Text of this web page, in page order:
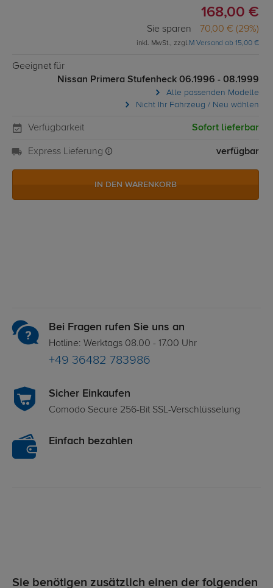
168,00 €
Sie sparen 70,00 € (29%)
inkl. MwSt., zzgl.M Versand ab 15,00 €
Geeignet für
Nissan Primera Stufenheck 06.1996 - 08.1999
Alle passenden Modelle
Nicht Ihr Fahrzeug / Neu wählen
Verfügbarkeit Sofort lieferbar
Express Lieferung verfügbar
IN DEN WARENKORB
Bei Fragen rufen Sie uns an
Hotline: Werktags 08.00 - 17.00 Uhr
+49 36482 783986
Sicher Einkaufen
Comodo Secure 256-Bit SSL-Verschlüsselung
Einfach bezahlen
Sie benötigen zusätzlich einen der folgenden